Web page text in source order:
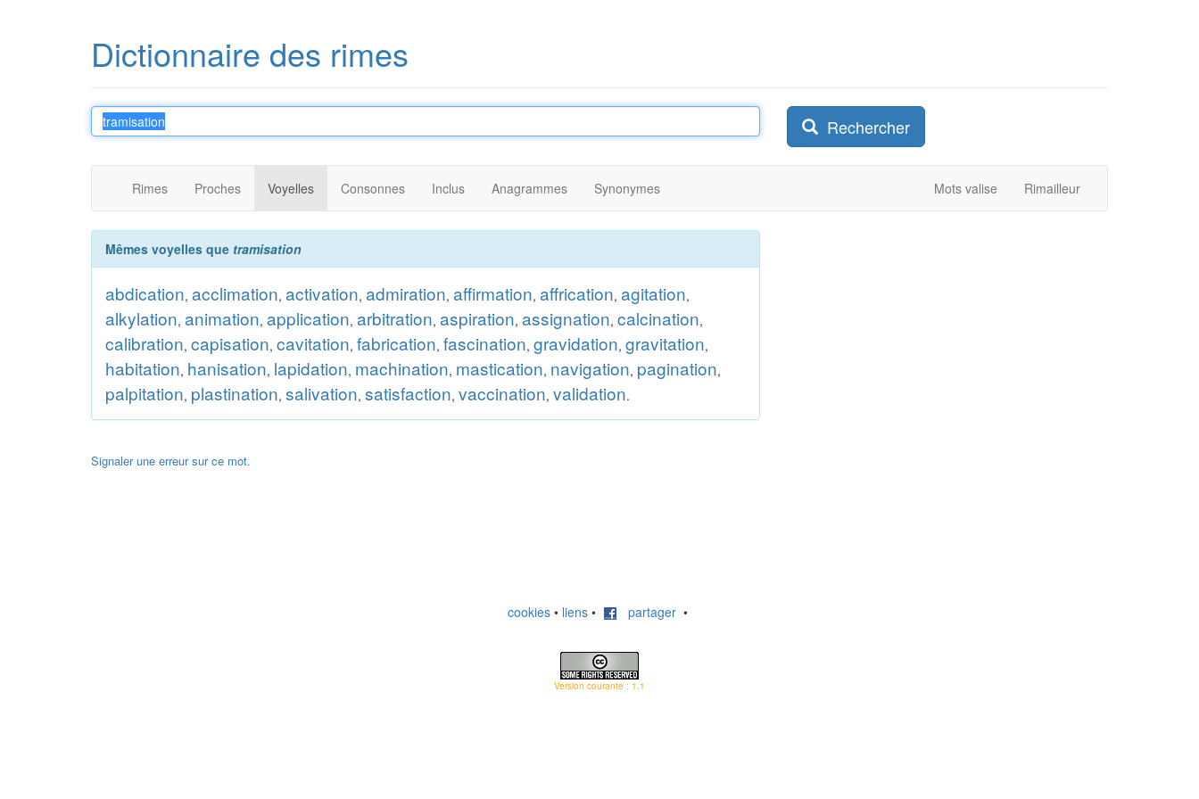
Dictionnaire des rimes
Rechercher
Rimes Proches Voyelles Consonnes Inclus Anagrammes Synonymes Mots valise Rimailleur
Mêmes voyelles que tramisation
abdication, acclimation, activation, admiration, affirmation, affrication, agitation,
alkylation, animation, application, arbitration, aspiration, assignation, calcination,
calibration, capisation, cavitation, fabrication, fascination, gravidation, gravitation,
habitation, hanisation, lapidation, machination, mastication, navigation, pagination,
palpitation, plastination, salivation, satisfaction, vaccination, validation.
Signaler une erreur sur ce mot.
cookies • liens • partager •
Version courante : 1.1